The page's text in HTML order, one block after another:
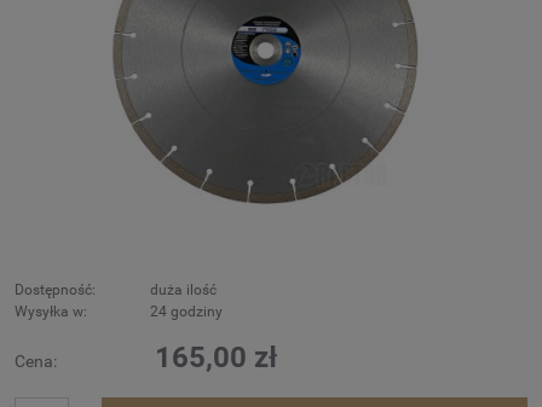
Dostępność:
duża ilość
Wysyłka w:
24 godziny
Cena: 165,00 zł